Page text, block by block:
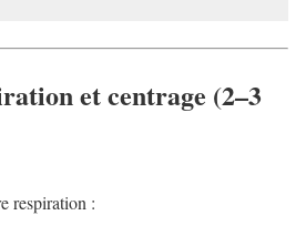
et centrage (2–3
respiration :